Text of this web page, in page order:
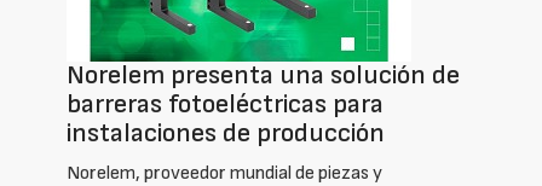
Norelem presenta una solución de
barreras fotoeléctricas para
instalaciones de producción
Norelem, proveedor mundial de piezas y